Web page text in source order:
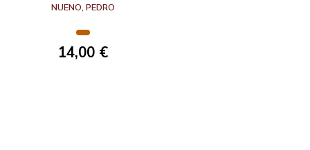
NUENO, PEDRO
14,00 €